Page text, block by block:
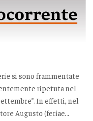
si sono frammentate
ripetuta nel
In effetti, nel
Augusto (feriae...